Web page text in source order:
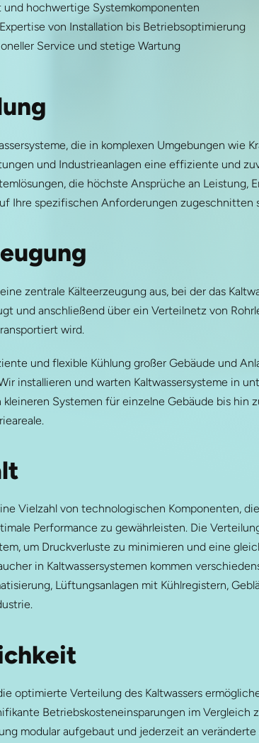
und hochwertige Systemkomponenten
von Installation bis Betriebsoptimierung
Service und stetige Wartung
die in komplexen Umgebungen wie
und Industrieanlagen eine effiziente und
die höchste Ansprüche an Leistung,
Ihre spezifischen Anforderungen zugeschnitten
zentrale Kälteerzeugung aus, bei der das
und anschließend über ein Verteilnetz von
wird.
und flexible Kühlung großer Gebäude und
installieren und warten Kaltwassersysteme in
Systemen für einzelne Gebäude bis hin
Vielzahl von technologischen Komponenten,
Performance zu gewährleisten. Die
um Druckverluste zu minimieren und eine
in Kaltwassersystemen kommen
Lüftungsanlagen mit Kühlregistern,
optimierte Verteilung des Kaltwassers
Betriebskosteneinsparungen im Vergleich
modular aufgebaut und jederzeit an